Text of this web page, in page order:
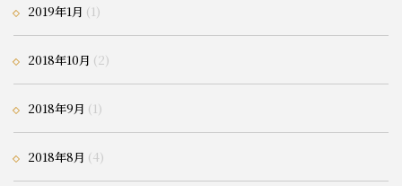
2019年1月 (1)
2018年10月 (2)
2018年9月 (1)
2018年8月 (4)